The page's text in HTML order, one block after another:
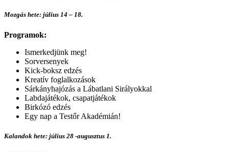
Mozgás hete: július 14 – 18.
Programok:
Ismerkedjünk meg!
Sorversenyek
Kick-boksz edzés
Kreatív foglalkozások
Sárkányhajózás a Lábatlani Sirályokkal
Labdajátékok, csapatjátékok
Birkózó edzés
Egy nap a Testőr Akadémián!
Kalandok hete: július 28 -augusztus 1.